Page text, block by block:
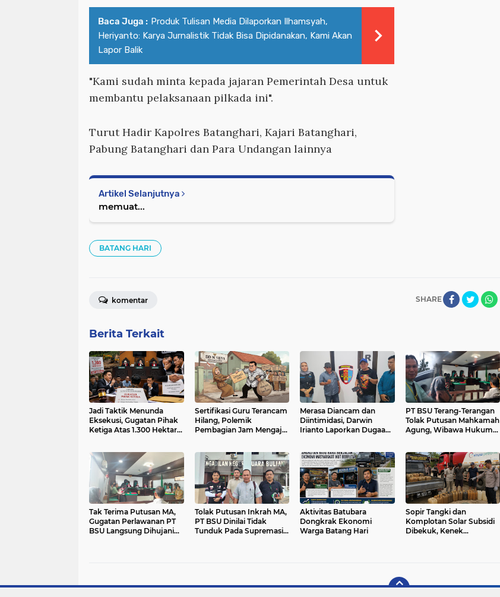
Baca Juga : Produk Tulisan Media Dilaporkan Ilhamsyah,
Heriyanto: Karya Jurnalistik Tidak Bisa Dipidanakan, Kami Akan
Lapor Balik
"Kami sudah minta kepada jajaran Pemerintah Desa untuk
membantu pelaksanaan pilkada ini".
Turut Hadir Kapolres Batanghari, Kajari Batanghari,
Pabung Batanghari dan Para Undangan lainnya
Artikel Selanjutnya
memuat...
BATANG HARI
SHARE
komentar
Berita Terkait
Jadi Taktik Menunda
Eksekusi, Gugatan Pihak
Ketiga Atas 1.300 Hektare
Sertifikasi Guru Terancam
Hilang, Polemik
Pembagian Jam Mengajar
Merasa Diancam dan
Diintimidasi, Darwin
Irianto Laporkan Dugaan
PT BSU Terang-Terangan
Tolak Putusan Mahkamah
Agung, Wibawa Hukum
Tak Terima Putusan MA,
Gugatan Perlawanan PT
BSU Langsung Dihujani
Tolak Putusan Inkrah MA,
PT BSU Dinilai Tidak
Tunduk Pada Supremasi
Aktivitas Batubara
Dongkrak Ekonomi
Warga Batang Hari
Sopir Tangki dan
Komplotan Solar Subsidi
Dibekuk, Kenek